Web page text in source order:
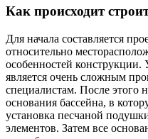
Как происходит
Для начала составляется
относительно
особенностей конструкции.
является очень сложным
специалистам. После этого
основания бассейна, в
установка песчаной
элементов. Затем все